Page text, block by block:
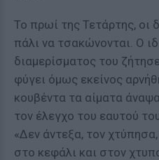
Το πρωί της Τετάρτης, οι
πάλι να τσακώνονται. Ο
διαμερίσματος του
φύγει όμως εκείνος
κουβέντα τα αίματα
τον έλεγχο του εαυτού
«Δεν άντεξα, τον
στο κεφάλι και στον